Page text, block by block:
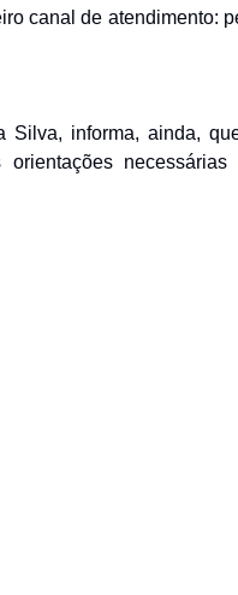
canal de atendimento:
Silva, informa, ainda,
necessárias